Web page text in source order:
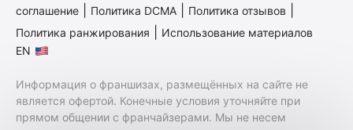
соглашение
Политика DCMA Политика отзывов
Политика ранжирования
Использование материалов
EN
Информация о франшизах, размещённых на сайте не
является офертой. Конечные условия уточняйте при
прямом общении с франчайзерами. Мы не несем